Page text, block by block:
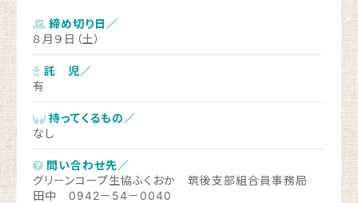
締め切り日／
８月９日（土）
託 児／
有
持ってくるもの／
なし
問い合わせ先／
グリーンコープ生協ふくおか 筑後支部組合員事務局
田中 0942－54－0040